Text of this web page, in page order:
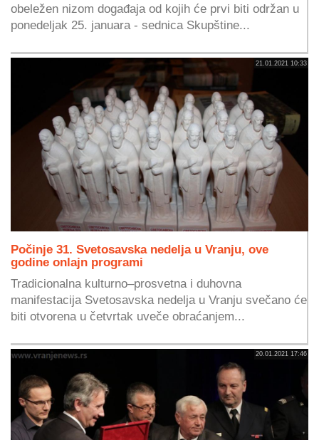
obeležen nizom događaja od kojih će prvi biti održan u
ponedeljak 25. januara - sednica Skupštine...
21.01.2021 10:33
Počinje 31. Svetosavska nedelja u Vranju, ove
godine onlajn programi
Tradicionalna kulturno–prosvetna i duhovna
manifestacija Svetosavska nedelja u Vranju svečano će
biti otvorena u četvrtak uveče obraćanjem...
20.01.2021 17:46